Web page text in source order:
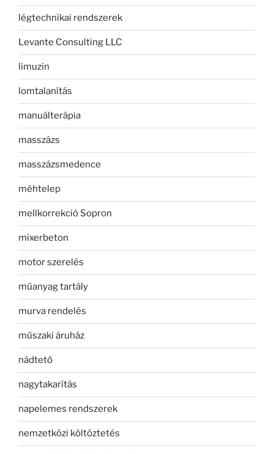
légtechnikai rendszerek
Levante Consulting LLC
limuzin
lomtalanítás
manuálterápia
masszázs
masszázsmedence
méhtelep
mellkorrekció Sopron
mixerbeton
motor szerelés
műanyag tartály
murva rendelés
műszaki áruház
nádtető
nagytakarítás
napelemes rendszerek
nemzetközi költöztetés